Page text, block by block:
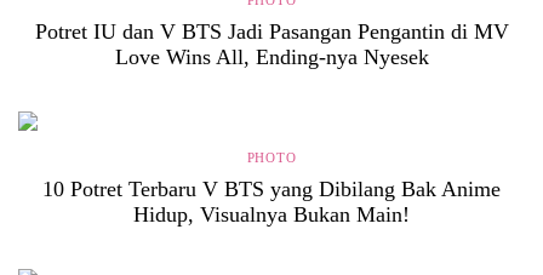
Potret IU dan V BTS Jadi Pasangan Pengantin di MV
Love Wins All, Ending-nya Nyesek
PHOTO
10 Potret Terbaru V BTS yang Dibilang Bak Anime
Hidup, Visualnya Bukan Main!